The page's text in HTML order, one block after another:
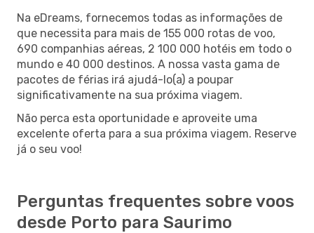
Na eDreams, fornecemos todas as informações de
que necessita para mais de 155 000 rotas de voo,
690 companhias aéreas, 2 100 000 hotéis em todo o
mundo e 40 000 destinos. A nossa vasta gama de
pacotes de férias irá ajudá-lo(a) a poupar
significativamente na sua próxima viagem.
Não perca esta oportunidade e aproveite uma
excelente oferta para a sua próxima viagem. Reserve
já o seu voo!
Perguntas frequentes sobre voos
desde Porto para Saurimo